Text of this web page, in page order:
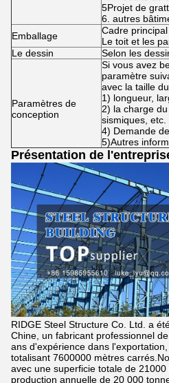
5Projet de
6. autres
Emballage
Cadre
Le toit et les
Le dessin
Selon les
Paramètres de
conception
Si vous avez
paramètre
avec la taille
1) longueur,
2) la charge
sismiques, etc.
4) Demande
5)Autres
Présentation de
RIDGE Steel Structure Co. Ltd. a
Chine, un fabricant professionnel
ans d'expérience dans
totalisant 7600000 mètres
avec une superficie totale de
production annuelle de 20 000